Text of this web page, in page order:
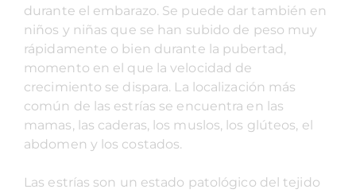
durante el embarazo. Se puede dar también en
niños y niñas que se han subido de peso muy
rápidamente o bien durante la pubertad,
momento en el que la velocidad de
crecimiento se dispara. La localización más
común de las estrías se encuentra en las
mamas, las caderas, los muslos, los glúteos, el
abdomen y los costados.
Las estrías son un estado patológico del tejido